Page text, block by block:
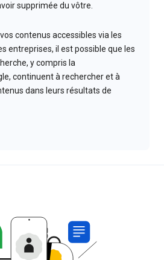
supprimée du vôtre.
contenus accessibles via les
entreprises, il est possible que les
y compris la
continuent à rechercher et à
dans leurs résultats de